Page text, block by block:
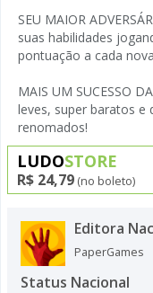
SEU MAIOR
suas habilidades
pontuação a cada
MAIS UM SUCESSO
leves, super baratos e
renomados!
LUDOSTORE
R$ 24,79 (no boleto)
Editora
PaperGames
Status Nacional